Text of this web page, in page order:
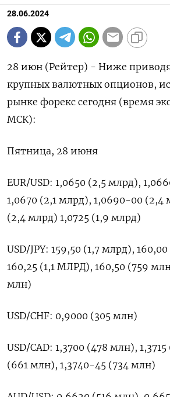
28.06.2024
28 июн (Рейтер) - Ниже
крупных валютных опционов,
рынке форекс сегодня (время
МСК):
Пятница, 28 июня
EUR/USD: 1,0650 (2,5 млрд),
1,0670 (2,1 млрд), 1,0690-00 (2,4
(2,4 млрд) 1,0725 (1,9 млрд)
USD/JPY: 159,50 (1,7 млрд),
160,25 (1,1 МЛРД), 160,50 (759
млн)
USD/CHF: 0,9000 (305 млн)
USD/CAD: 1,3700 (478 млн),
(661 млн), 1,3740-45 (734 млн)